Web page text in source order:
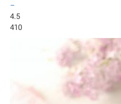
–
4.5
410